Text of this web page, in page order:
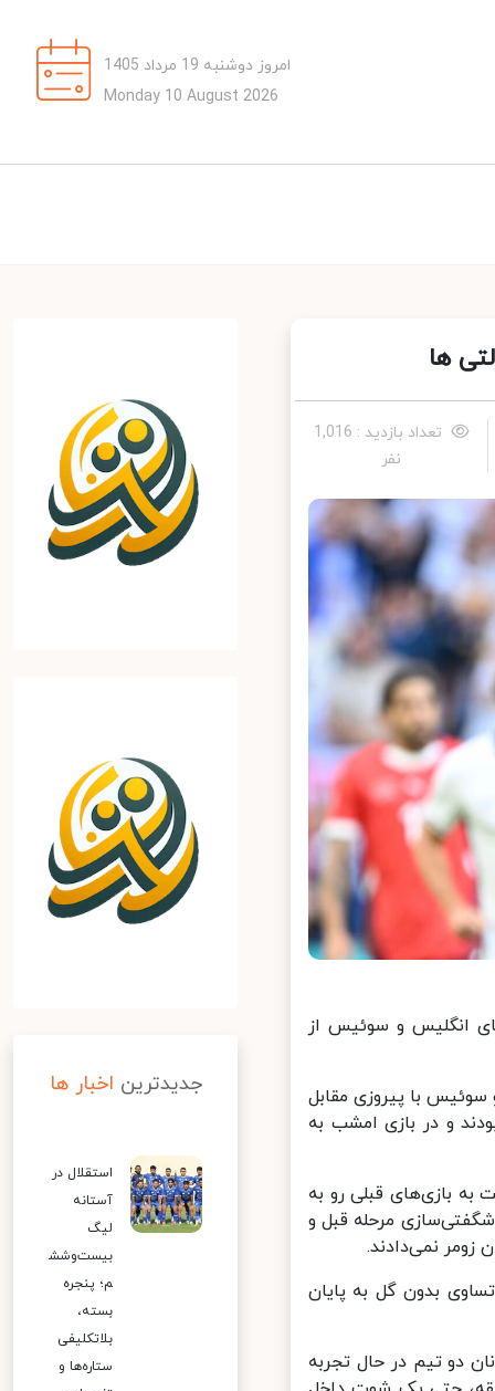
امروز دوشنبه 19 مرداد 1405
Monday 10 August 2026
تعداد بازدید : 1,016
نفر
جام ملت‌های ۲۰۲۴ اروپا، تیم‌های انگلیس و سوئیس از
با پیروزی مقابل
یورو شده بودند و در بازی امشب به
بازی‌های قبلی رو به
مرحله قبل و
نمی‌دادند.
بدون گل به پایان
دو تیم در حال تجربه
جدیدترین اخبار ها
استقلال در
آستانه
لیگ
بیست‌وشش
م؛ پنجره
بسته،
بلاتکلیفی
ستاره‌ها و